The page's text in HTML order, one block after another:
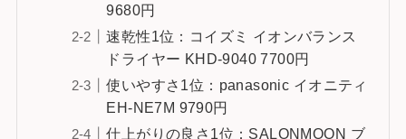
9680円
速乾性1位：コイズミ イオンバランス
ドライヤー KHD-9040 7700円
使いやすさ1位：panasonic イオニティ
EH-NE7M 9790円
仕上がりの良さ1位：SALONMOON ブ